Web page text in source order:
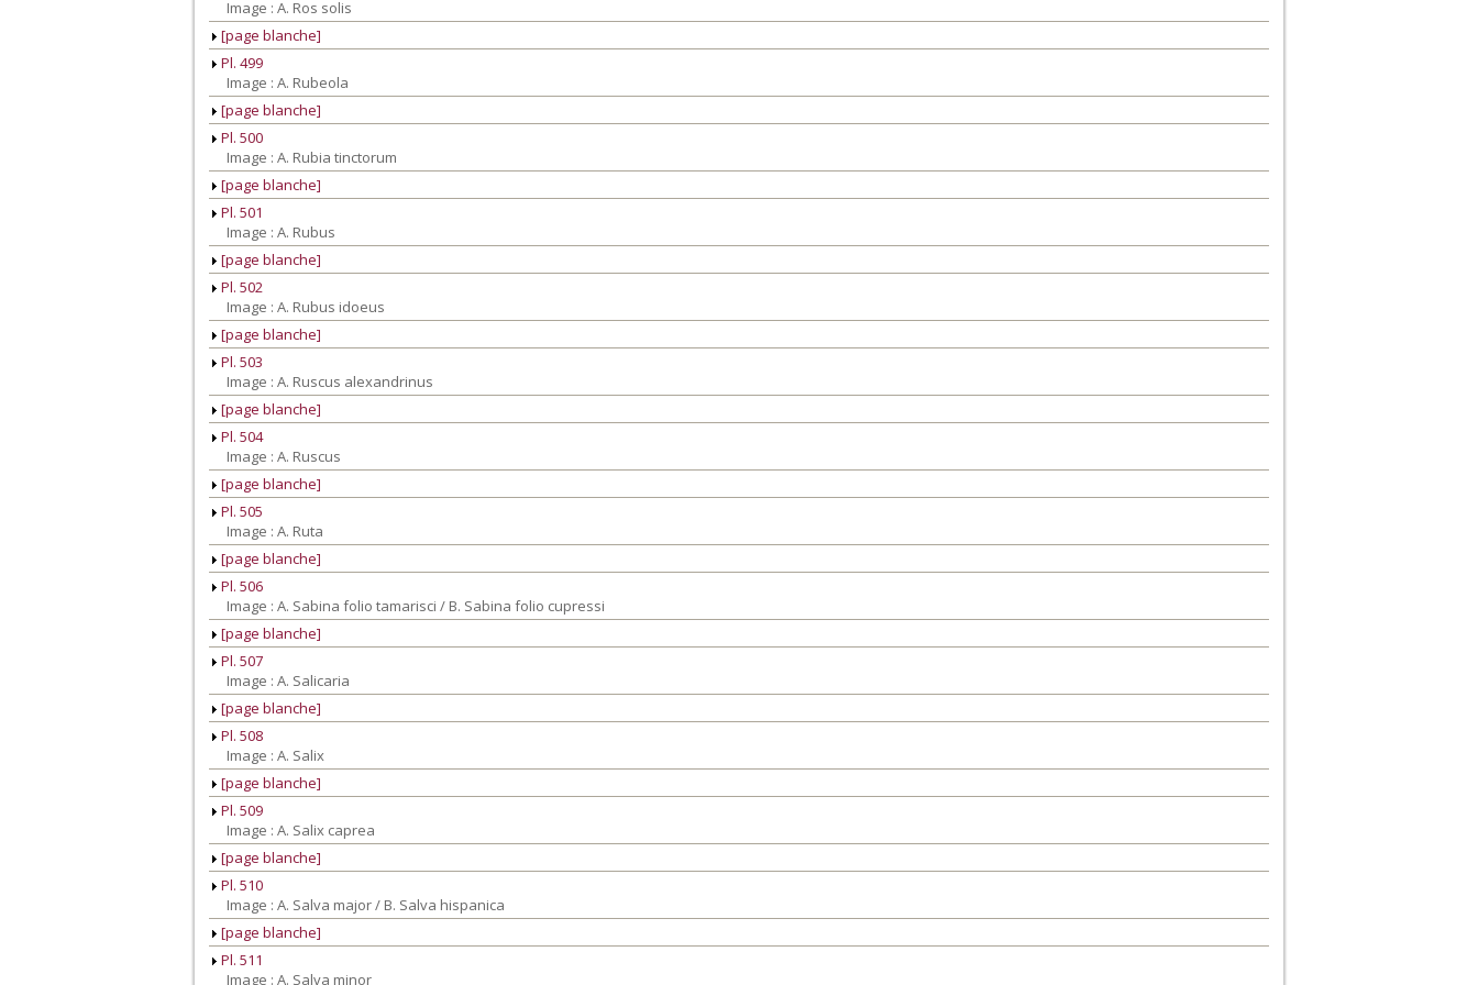
Image : A. Ros solis
[page blanche]
Pl. 499
Image : A. Rubeola
[page blanche]
Pl. 500
Image : A. Rubia tinctorum
[page blanche]
Pl. 501
Image : A. Rubus
[page blanche]
Pl. 502
Image : A. Rubus idoeus
[page blanche]
Pl. 503
Image : A. Ruscus alexandrinus
[page blanche]
Pl. 504
Image : A. Ruscus
[page blanche]
Pl. 505
Image : A. Ruta
[page blanche]
Pl. 506
Image : A. Sabina folio tamarisci / B. Sabina folio cupressi
[page blanche]
Pl. 507
Image : A. Salicaria
[page blanche]
Pl. 508
Image : A. Salix
[page blanche]
Pl. 509
Image : A. Salix caprea
[page blanche]
Pl. 510
Image : A. Salva major / B. Salva hispanica
[page blanche]
Pl. 511
Image : A. Salva minor